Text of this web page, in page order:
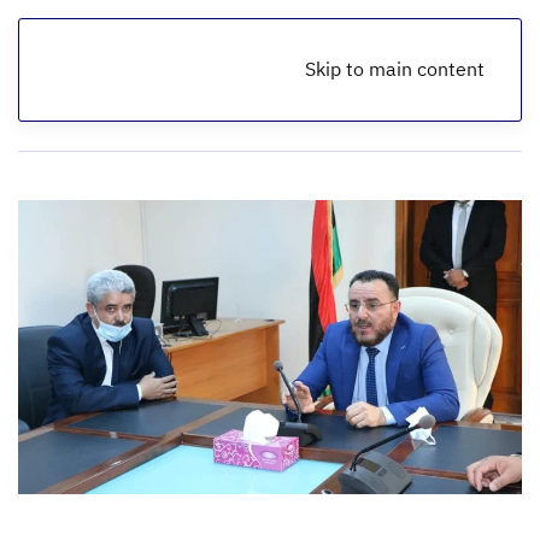
Skip to main content
الرئيسية